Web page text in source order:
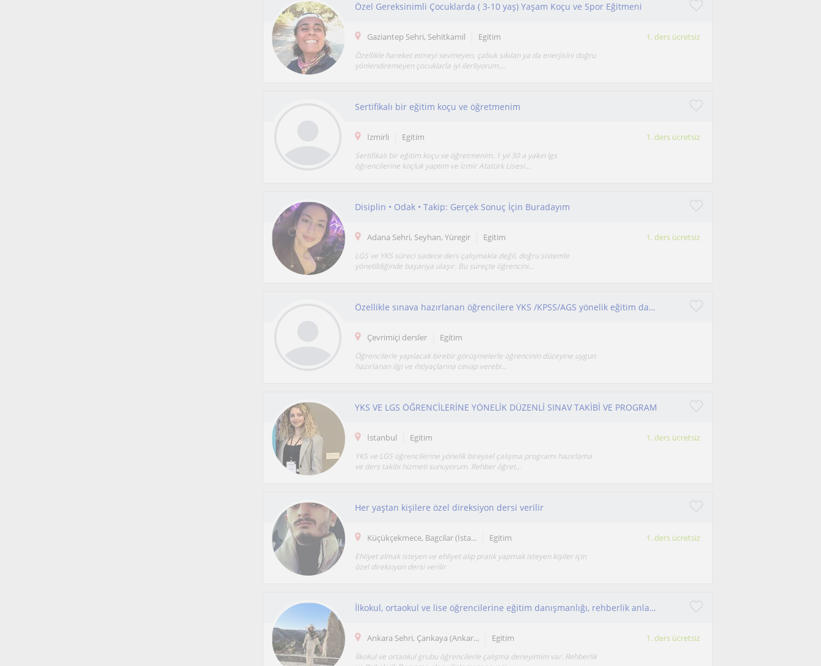
Özel Gereksinimli Çocuklarda ( 3-10 yaş) Yaşam Koçu ve Spor Eğitmeni
Gaziantep Sehri, Sehitkamil Egitim 1. ders ücretsiz
Özellikle hareket etmeyi sevmeyen, çabuk sıkılan ya da enerjisini doğru
yönlendiremeyen çocuklarla iyi ilerliyorum....
Sertifikalı bir eğitim koçu ve öğretmenim
İzmirli Egitim 1. ders ücretsiz
Sertifikalı bir eğitim koçu ve öğretmenim. 1 yıl 30 a yakın lgs
öğrencilerine koçluk yaptım ve İzmir Atatürk Lisesi...
Disiplin • Odak • Takip: Gerçek Sonuç İçin Buradayım
Adana Sehri, Seyhan, Yüregir Egitim 1. ders ücretsiz
LGS ve YKS süreci sadece ders çalışmakla değil, doğru sistemle
yönetildiğinde başarıya ulaşır. Bu süreçte öğrencini...
Özellikle sınava hazırlanan öğrencilere YKS /KPSS/AGS yönelik eğitim danışmanlığı desteği verilir
Çevrimiçi dersler Egitim
Öğrencilerle yapılacak birebir görüşmelerle öğrencinin düzeyine uygun
hazırlanan ilgi ve ihtiyaçlarına cevap verebi...
YKS VE LGS ÖĞRENCİLERİNE YÖNELİK DÜZENLİ SINAV TAKİBİ VE PROGRAM
İstanbul Egitim 1. ders ücretsiz
YKS ve LGS öğrencilerine yönelik bireysel çalışma programı hazırlama
ve ders takibi hizmeti sunuyorum. Rehber öğret...
Her yaştan kişilere özel direksiyon dersi verilir
Küçükçekmece, Bagcilar (İsta... Egitim 1. ders ücretsiz
Ehliyet almak isteyen ve ehliyet alıp pratik yapmak isteyen kişiler için
özel direksiyon dersi verilir
İlkokul, ortaokul ve lise öğrencilerine eğitim danışmanlığı, rehberlik anlamında yardımcı olabilirim
Ankara Sehri, Çankaya (Ankar... Egitim 1. ders ücretsiz
İlkokul ve ortaokul grubu öğrencilerle çalışma deneyimim var. Rehberlik